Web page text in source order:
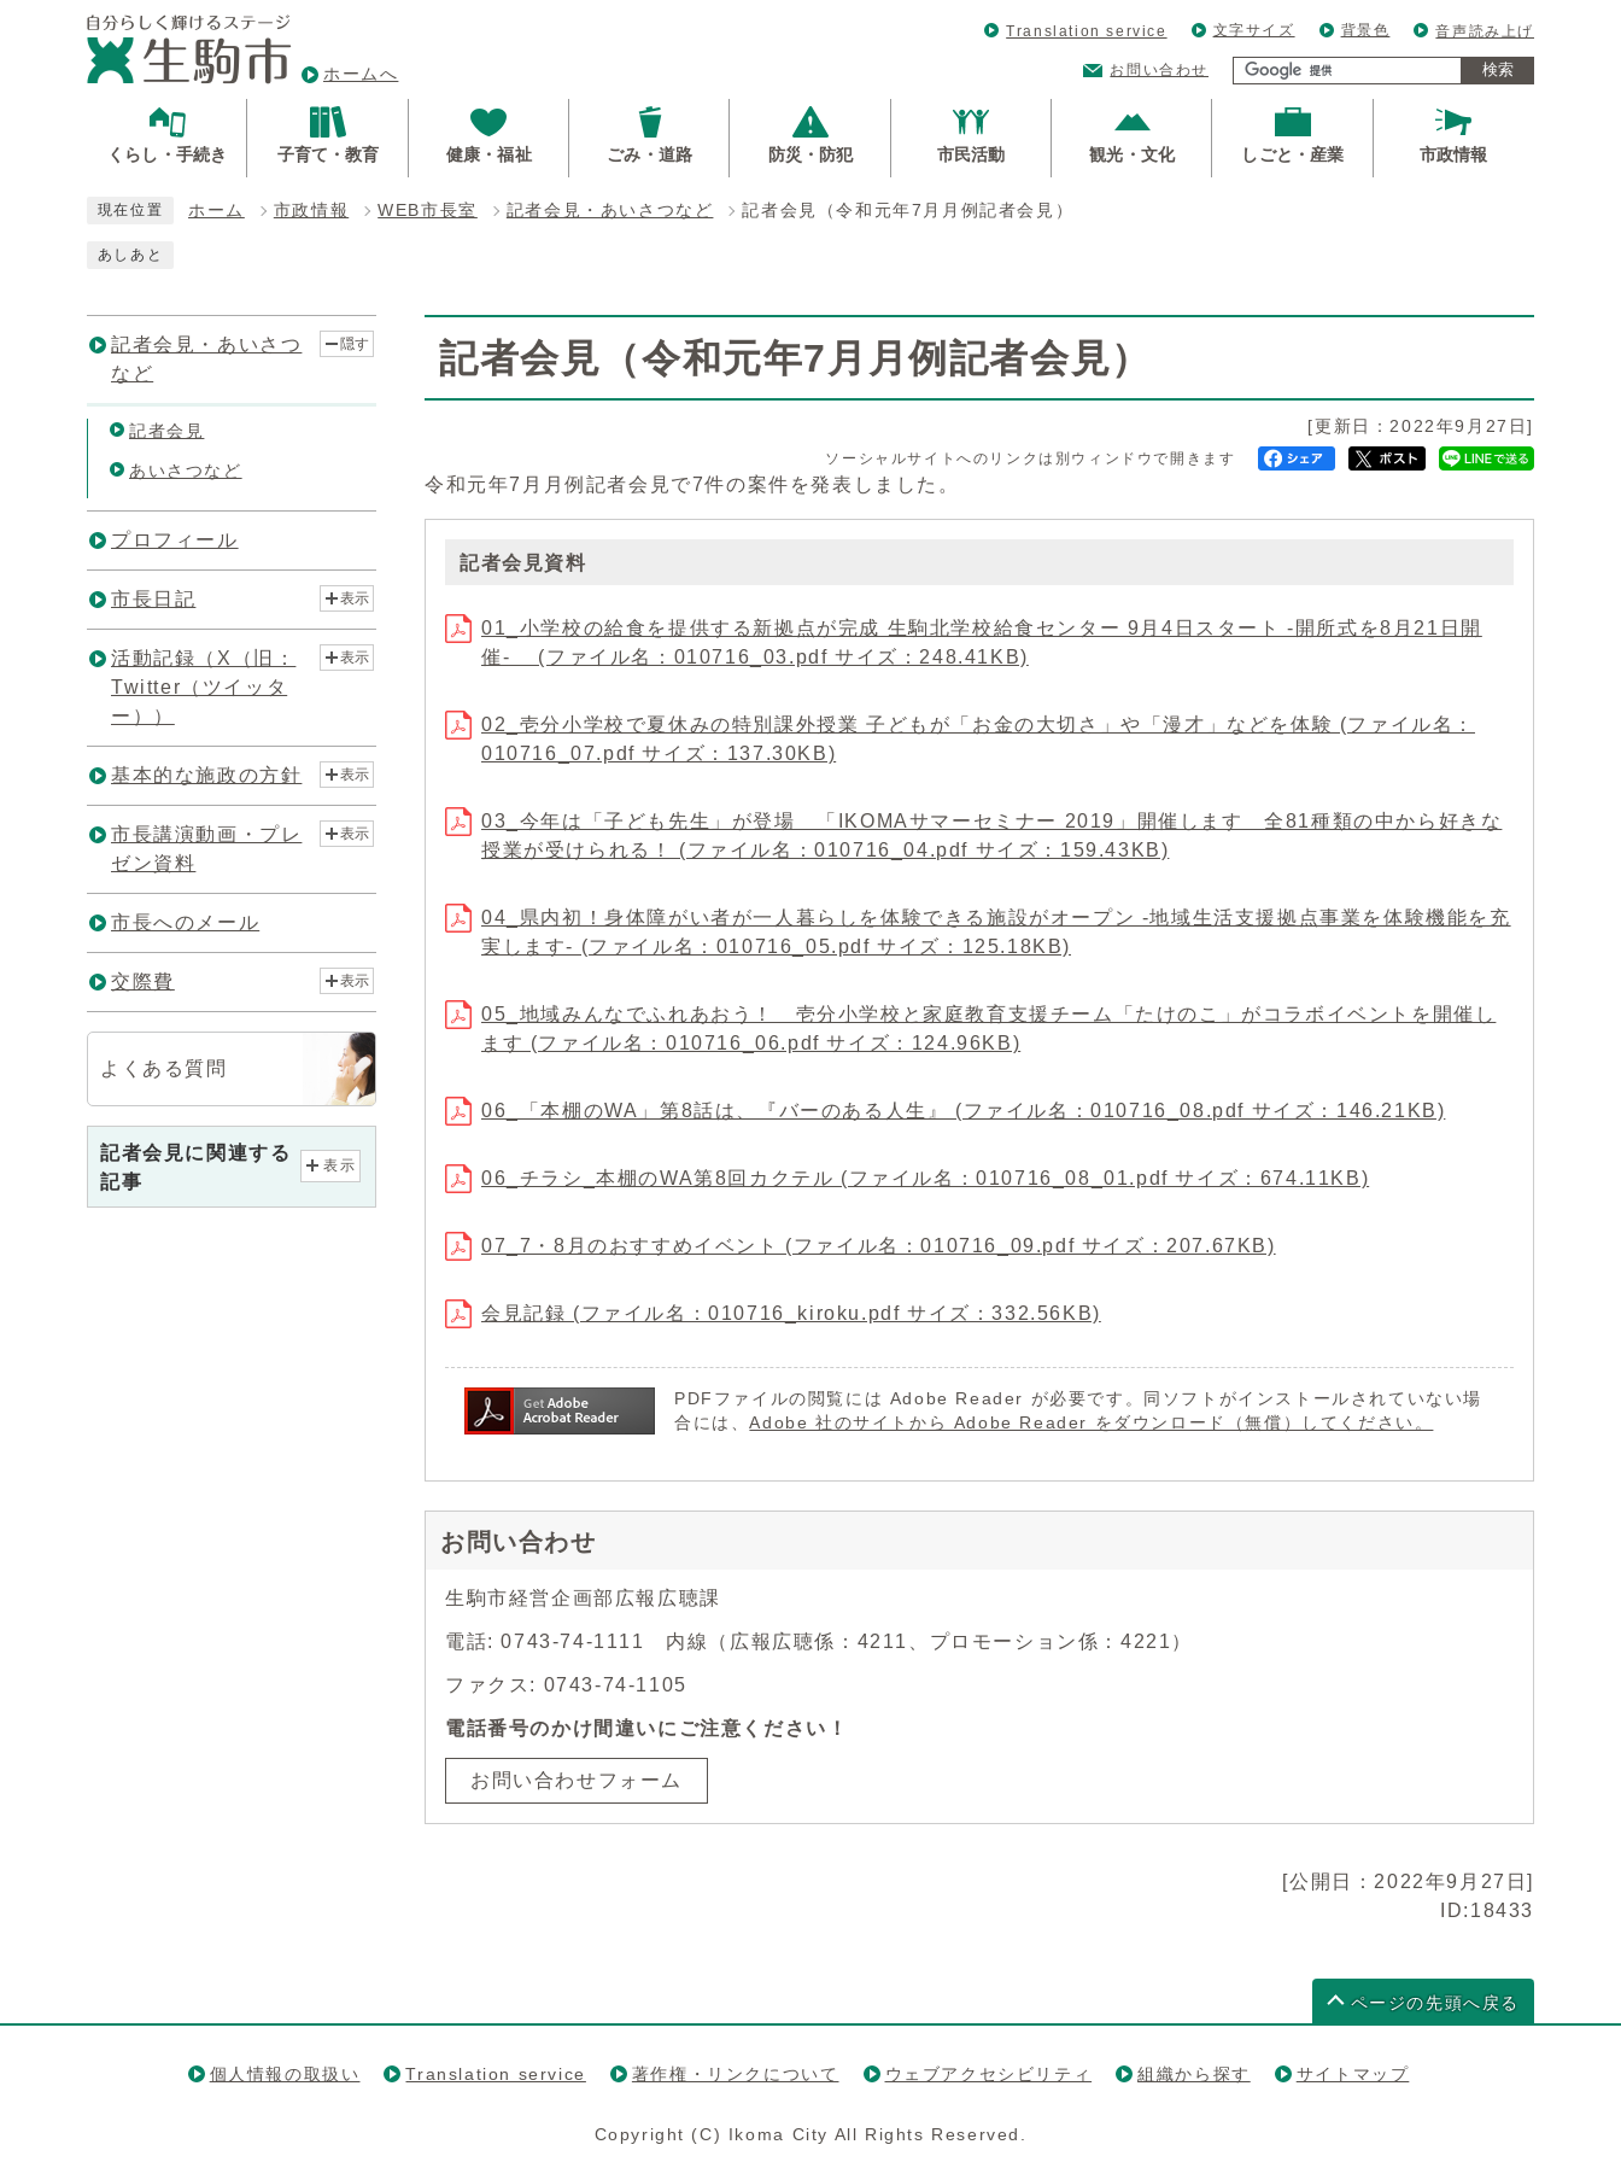
ホームへ
Translation service 文字サイズ 背景色 音声読み上げ
お問い合わせ 検索
くらし・手続き 子育て・教育 健康・福祉 ごみ・道路 防災・防犯 市民活動 観光・文化 しごと・産業 市政情報
現在位置 ホーム 市政情報 WEB市長室 記者会見・あいさつなど 記者会見（令和元年7月月例記者会見）
あしあと
記者会見（令和元年7月月例記者会見）
[更新日：2022年9月27日]
ソーシャルサイトへのリンクは別ウィンドウで開きます
令和元年7月月例記者会見で7件の案件を発表しました。
記者会見資料
01_小学校の給食を提供する新拠点が完成 生駒北学校給食センター 9月4日スタート -開所式を8月21日開
催- (ファイル名：010716_03.pdf サイズ：248.41KB)
02_壱分小学校で夏休みの特別課外授業 子どもが「お金の大切さ」や「漫才」などを体験 (ファイル名：
010716_07.pdf サイズ：137.30KB)
03_今年は「子ども先生」が登場 「IKOMAサマーセミナー 2019」開催します 全81種類の中から好きな
授業が受けられる！ (ファイル名：010716_04.pdf サイズ：159.43KB)
04_県内初！身体障がい者が一人暮らしを体験できる施設がオープン -地域生活支援拠点事業を体験機能を充
実します- (ファイル名：010716_05.pdf サイズ：125.18KB)
05_地域みんなでふれあおう！ 壱分小学校と家庭教育支援チーム「たけのこ」がコラボイベントを開催し
ます (ファイル名：010716_06.pdf サイズ：124.96KB)
06_「本棚のWA」第8話は、『バーのある人生』 (ファイル名：010716_08.pdf サイズ：146.21KB)
06_チラシ_本棚のWA第8回カクテル (ファイル名：010716_08_01.pdf サイズ：674.11KB)
07_7・8月のおすすめイベント (ファイル名：010716_09.pdf サイズ：207.67KB)
会見記録 (ファイル名：010716_kiroku.pdf サイズ：332.56KB)
PDFファイルの閲覧には Adobe Reader が必要です。同ソフトがインストールされていない場
合には、Adobe 社のサイトから Adobe Reader をダウンロード（無償）してください。
お問い合わせ
生駒市経営企画部広報広聴課
電話: 0743-74-1111 内線（広報広聴係：4211、プロモーション係：4221）
ファクス: 0743-74-1105
電話番号のかけ間違いにご注意ください！
お問い合わせフォーム
記者会見・あいさつ
など
隠す
記者会見
あいさつなど
プロフィール
市長日記 表示
活動記録（X（旧：
Twitter（ツイッタ
ー））
表示
基本的な施政の方針 表示
市長講演動画・プレ
ゼン資料
表示
市長へのメール
交際費 表示
よくある質問
記者会見に関連する
記事
表示
[公開日：2022年9月27日]
ID:18433
ページの先頭へ戻る
個人情報の取扱い Translation service 著作権・リンクについて ウェブアクセシビリティ 組織から探す サイトマップ
Copyright (C) Ikoma City All Rights Reserved.